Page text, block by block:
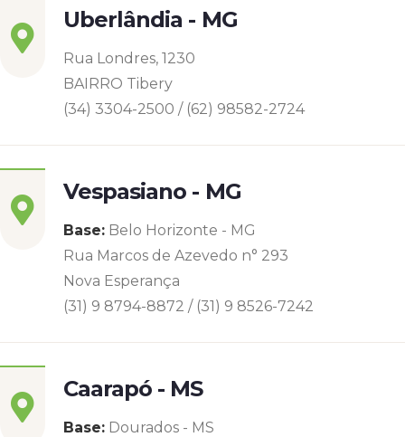
Uberlândia - MG
Rua Londres, 1230
BAIRRO Tibery
(34) 3304-2500 / (62) 98582-2724
Vespasiano - MG
Base: Belo Horizonte - MG
Rua Marcos de Azevedo n° 293
Nova Esperança
(31) 9 8794-8872 / (31) 9 8526-7242
Caarapó - MS
Base: Dourados - MS